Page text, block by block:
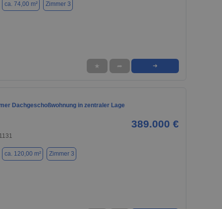
ca. 74,00 m² Zimmer 3
★ ➦ ➜
Dachgeschoßwohnung in zentraler Lage
389.000 €
ca. 120,00 m² Zimmer 3